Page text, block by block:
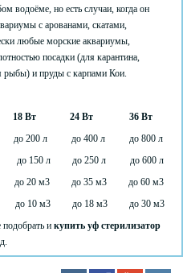
водоёме, но есть случаи, когда он
с арованами, скатами,
любые морские аквариумы,
посадки (для карантина,
рыбы) и пруды с карпами Кои.
Вт 18 Вт 24 Вт 36 Вт
л до 200 л до 400 л до 800 л
до 150 л до 250 л до 600 л
20 м3 до 35 м3 до 60 м3
до 10 м3 до 18 м3 до 30 м3
и купить уф стерилизатор